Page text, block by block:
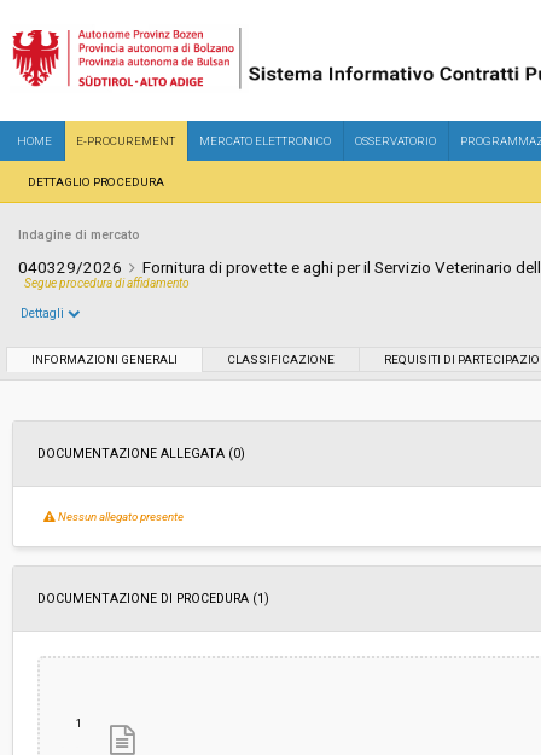
HOME E-PROCUREMENT MERCATO ELETTRONICO OSSERVATORIO
DETTAGLIO PROCEDURA
Indagine di mercato
040329/2026 Fornitura di provette e aghi per il Servizio Veterinario
Segue procedura di affidamento
Svolgimento:
Importo a base di gara soggetto a
ribasso:
Dettagli
INFORMAZIONI GENERALI CLASSIFICAZIONE REQUISITI DI
DOCUMENTAZIONE ALLEGATA (0)
Nessun allegato presente
DOCUMENTAZIONE DI PROCEDURA (1)
1